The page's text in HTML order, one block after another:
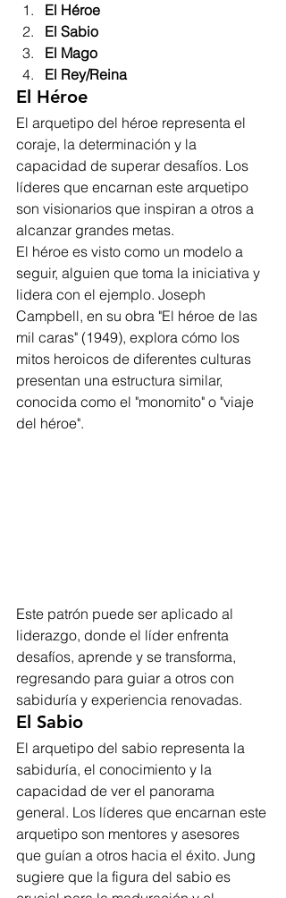
El Héroe
El Sabio
El Mago
El Rey/Reina
El Héroe
El arquetipo del héroe representa el
coraje, la determinación y la
capacidad de superar desafíos. Los
líderes que encarnan este arquetipo
son visionarios que inspiran a otros a
alcanzar grandes metas.
El héroe es visto como un modelo a
seguir, alguien que toma la iniciativa y
lidera con el ejemplo. Joseph
Campbell, en su obra "El héroe de las
mil caras" (1949), explora cómo los
mitos heroicos de diferentes culturas
presentan una estructura similar,
conocida como el "monomito" o "viaje
del héroe".
Este patrón puede ser aplicado al
liderazgo, donde el líder enfrenta
desafíos, aprende y se transforma,
regresando para guiar a otros con
sabiduría y experiencia renovadas.
El Sabio
El arquetipo del sabio representa la
sabiduría, el conocimiento y la
capacidad de ver el panorama
general. Los líderes que encarnan este
arquetipo son mentores y asesores
que guían a otros hacia el éxito. Jung
sugiere que la figura del sabio es